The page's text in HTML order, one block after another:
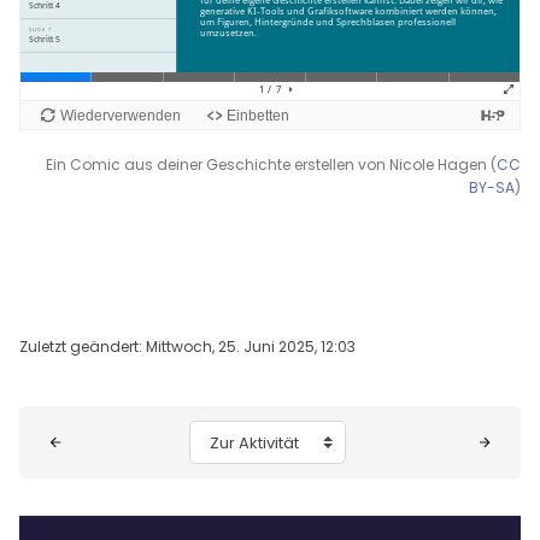
Ein Comic aus deiner Geschichte erstellen von Nicole Hagen (CC
BY-SA)
Zuletzt geändert: Mittwoch, 25. Juni 2025, 12:03
Zur Aktivität